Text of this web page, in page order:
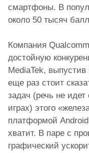
смартфоны. В
около 50 тысяч
Компания
достойную
MediaTek,
еще раз стоит
задач (речь не
играх) этого
платформой
хватит. В паре с
графический